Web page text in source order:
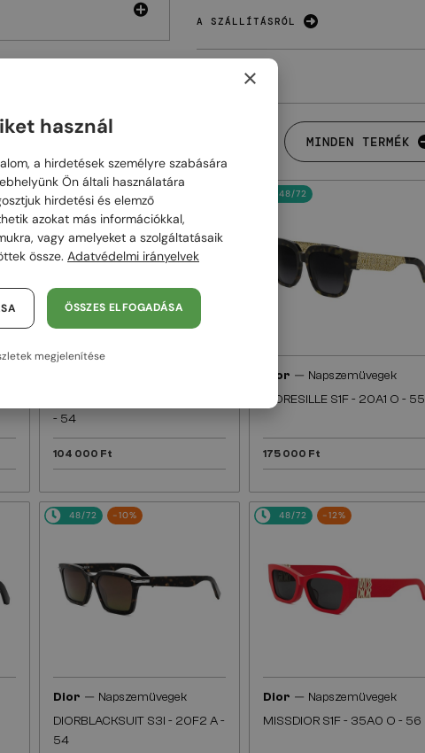
A SZÁLLÍTÁSRÓL
MINDEN TERMÉK
48/72
- 54
104 000 Ft
48/72
Dior — Napszemüvegek
DIORESILLE S1F - 20A1 O - 55
175 000 Ft
48/72 -10%
Dior — Napszemüvegek
DIORBLACKSUIT S3I - 20F2 A -
54
48/72 -12%
Dior — Napszemüvegek
MISSDIOR S1F - 35A0 O - 56
×
használ
a hirdetések személyre szabására
Ön általi használatára
hirdetési és elemző
azokat más információkkal,
vagy amelyeket a szolgáltatásaik
össze. Adatvédelmi irányelvek
ÖSSZES ELFOGADÁSA
megjelenítése